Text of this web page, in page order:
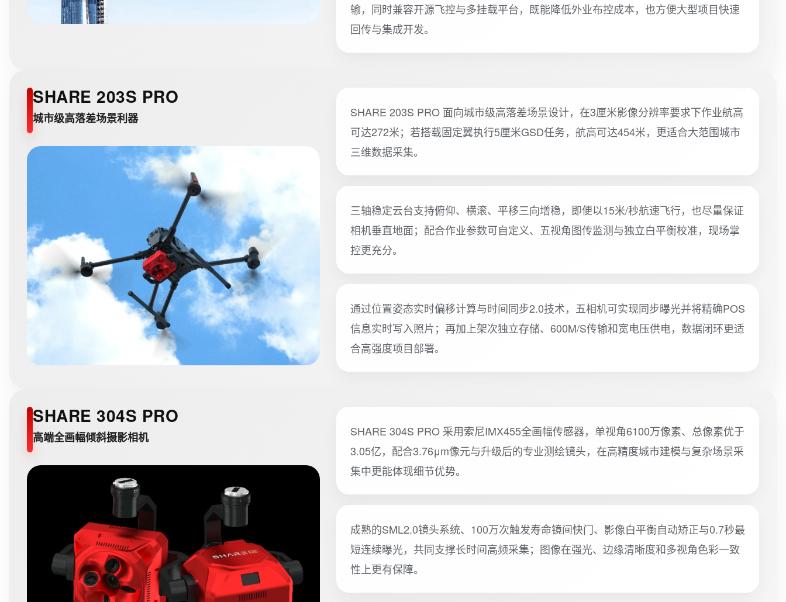
输，同时兼容开源飞控与多挂载平台，既能降低外业布控成本，也方便大型项目快速
回传与集成开发。
SHARE 203S PRO
城市级高落差场景利器
SHARE 203S PRO 面向城市级高落差场景设计，在3厘米影像分辨率要求下作业航高
可达272米；若搭载固定翼执行5厘米GSD任务，航高可达454米，更适合大范围城市
三维数据采集。
三轴稳定云台支持俯仰、横滚、平移三向增稳，即便以15米/秒航速飞行，也尽量保证
相机垂直地面；配合作业参数可自定义、五视角图传监测与独立白平衡校准，现场掌
控更充分。
通过位置姿态实时偏移计算与时间同步2.0技术，五相机可实现同步曝光并将精确POS
信息实时写入照片；再加上架次独立存储、600M/S传输和宽电压供电，数据闭环更适
合高强度项目部署。
SHARE 304S PRO
高端全画幅倾斜摄影相机
SHARE 304S PRO 采用索尼IMX455全画幅传感器，单视角6100万像素、总像素优于
3.05亿，配合3.76μm像元与升级后的专业测绘镜头，在高精度城市建模与复杂场景采
集中更能体现细节优势。
成熟的SML2.0镜头系统、100万次触发寿命镜间快门、影像白平衡自动矫正与0.7秒最
短连续曝光，共同支撑长时间高频采集；图像在强光、边缘清晰度和多视角色彩一致
性上更有保障。